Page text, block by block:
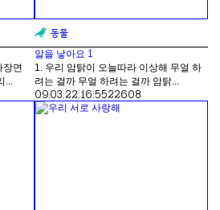
장면
...
동물
알을 낳아요 1
1. 우리 암탉이 오늘따라 이상해 무얼 하
려는 걸까 무얼 하려는 걸까 암탉...
09.03.22. 16:5522608